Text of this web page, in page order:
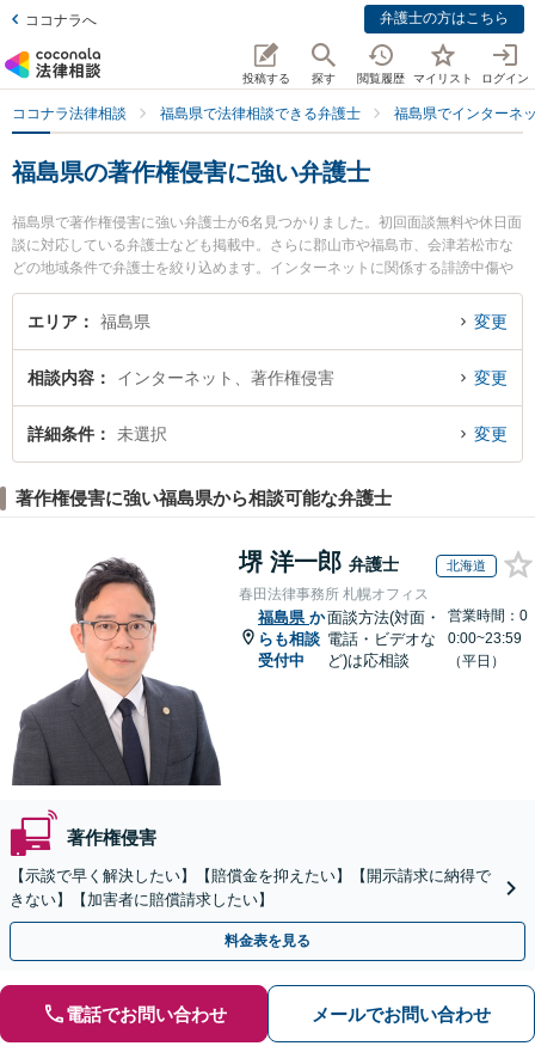
ココナラへ 弁護士の方はこちら
投稿する 探す 閲覧履歴 マイリスト ログイン
ココナラ法律相談 福島県で法律相談できる弁護士 福島県でインターネ
福島県の著作権侵害に強い弁護士
福島県で著作権侵害に強い弁護士が6名見つかりました。初回面談無料や休日面
談に対応している弁護士なども掲載中。さらに郡山市や福島市、会津若松市な
どの地域条件で弁護士を絞り込めます。インターネットに関係する誹謗中傷や
名誉毀損、個人特定等の細かな分野での絞り込み検索もでき便利です。特に弁
護士法人葵綜合法律事務所 郡山事務所の江崎 健太弁護士や弁護士法人リーガル
島県で土日や夜間に発生した著作権侵害のトラブルを今すぐに弁護士に相談し
たい』『著作権侵害のトラブル解決の実績豊富な近くの弁護士を検索したい』
『初回相談無料で著作権侵害を法律相談できる福島県内の弁護士に相談予約し
エリア 福島県 変更
相談内容 インターネット、著作権侵害 変更
詳細条件 未選択 変更
著作権侵害に強い福島県から相談可能な弁護士
堺 洋一郎 弁護士 北海道
春田法律事務所 札幌オフィス
福島県 か
らも相談
受付中
面談方法(対面・
電話・ビデオな
ど)は応相談
営業時間：0
0:00~23:59
（平日）
著作権侵害
【示談で早く解決したい】【賠償金を抑えたい】【開示請求に納得で
きない】【加害者に賠償請求したい】
料金表を見る
電話でお問い合わせ メールでお問い合わせ